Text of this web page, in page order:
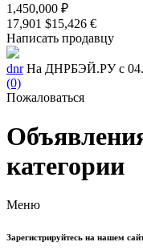
1,450,000 ₽
17,901 $15,426 €
Написать продавцу
dnr На ДНРБЭЙ.РУ с
(0)
Пожаловаться
категории
Меню
Зарегистрируйтесь на нашем